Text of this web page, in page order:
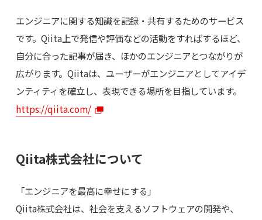
エンジニアに関する知識を記録・共有するためのサービス
です。Qiita上で発信や評価などの活動をすればするほど、
自分に合った記事が届き、ほかのエンジニアとつながりが
広がります。Qiitaは、ユーザーがエンジニアとしてアイデ
ンティティを確立し、表現できる場所を目指しています。
https://qiita.com/
Qiita株式会社について
「エンジニアを最高に幸せにする」
Qiita株式会社は、社会を支えるソフトウェアの開発や、